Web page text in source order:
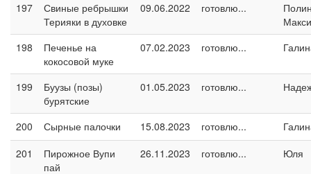
197
Свиные ребрышки
Терияки в духовке
09.06.2022 готовлю...
198
Печенье на
кокосовой муке
07.02.2023 готовлю...
199
Буузы (позы)
бурятские
01.05.2023 готовлю...
200 Сырные палочки 15.08.2023 готовлю...
201
Пирожное Вупи
пай
26.11.2023 готовлю... Юля